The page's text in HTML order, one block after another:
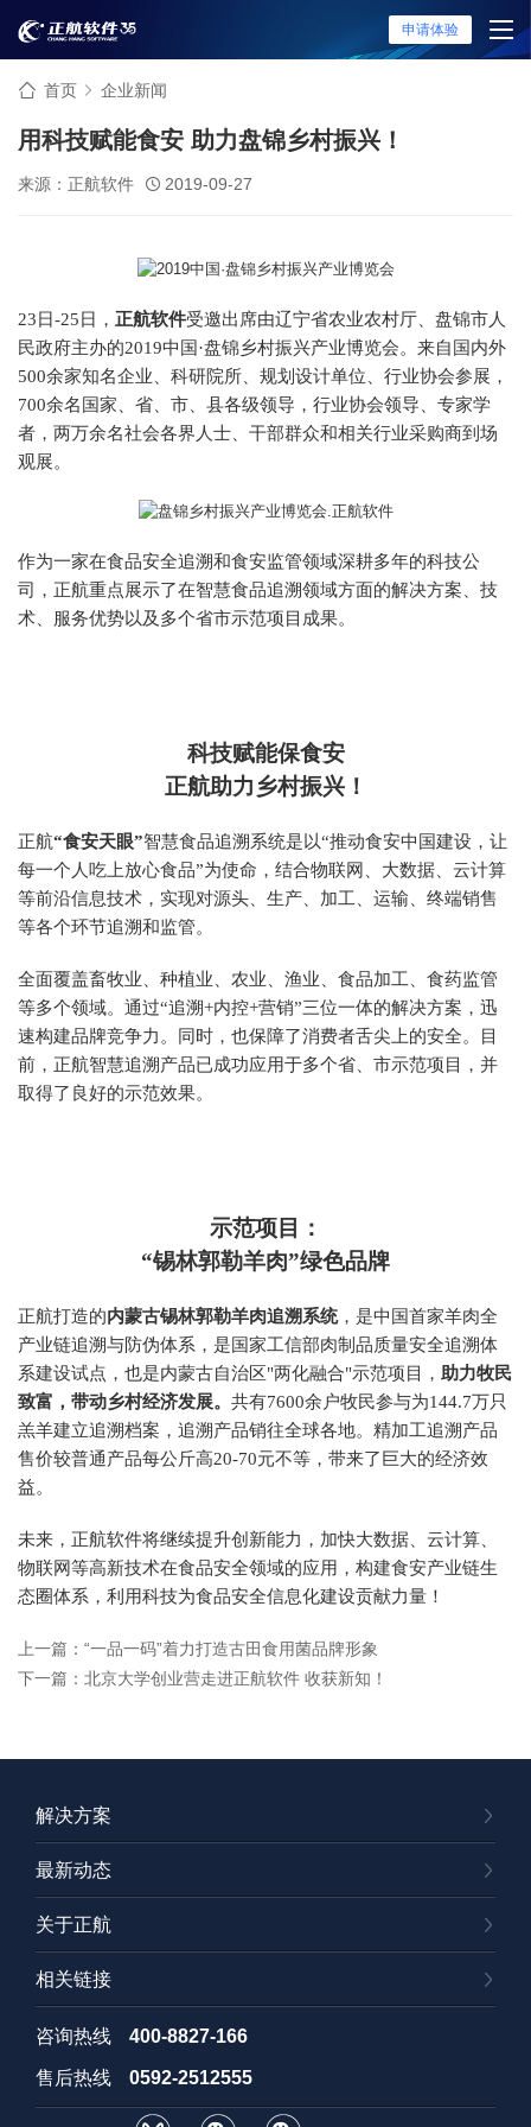
申请体验
首页 企业新闻
用科技赋能食安 助力盘锦乡村振兴！
来源：正航软件 2019-09-27
23日-25日， 正航软件受邀出席由辽宁省农业农村厅、盘锦市人
民政府主办的2019中国·盘锦乡村振兴产业博览会。来自国内外
500余家知名企业、科研院所、规划设计单位、行业协会参展，
700余名国家、省、市、县各级领导，行业协会领导、专家学
者，两万余名社会各界人士、干部群众和相关行业采购商到场
观展。
作为一家在食品安全追溯和食安监管领域深耕多年的科技公
司，正航重点展示了在智慧食品追溯领域方面的解决方案、技
术、服务优势以及多个省市示范项目成果。
科技赋能保食安
正航助力乡村振兴！
正航“食安天眼”智慧食品追溯系统是以“推动食安中国建设，让
每一个人吃上放心食品”为使命，结合物联网、大数据、云计算
等前沿信息技术，实现对源头、生产、加工、运输、终端销售
等各个环节追溯和监管。
全面覆盖畜牧业、种植业、农业、渔业、食品加工、食药监管
等多个领域。通过“追溯+内控+营销”三位一体的解决方案，迅
速构建品牌竞争力。同时，也保障了消费者舌尖上的安全。目
前，正航智慧追溯产品已成功应用于多个省、市示范项目，并
取得了良好的示范效果。
示范项目：
“锡林郭勒羊肉”绿色品牌
正航打造的内蒙古锡林郭勒羊肉追溯系统，是中国首家羊肉全
产业链追溯与防伪体系，是国家工信部肉制品质量安全追溯体
系建设试点，也是内蒙古自治区"两化融合"示范项目， 助力牧民
致富，带动乡村经济发展。 共有7600余户牧民参与为144.7万只
羔羊建立追溯档案，追溯产品销往全球各地。精加工追溯产品
售价较普通产品每公斤高20-70元不等，带来了巨大的经济效
益。
未来，正航软件将继续提升创新能力，加快大数据、云计算、
物联网等高新技术在食品安全领域的应用，构建食安产业链生
态圈体系，利用科技为食品安全信息化建设贡献力量！
上一篇：“一品一码”着力打造古田食用菌品牌形象
下一篇：北京大学创业营走进正航软件 收获新知！
解决方案
最新动态
关于正航
相关链接
咨询热线 400-8827-166
售后热线 0592-2512555